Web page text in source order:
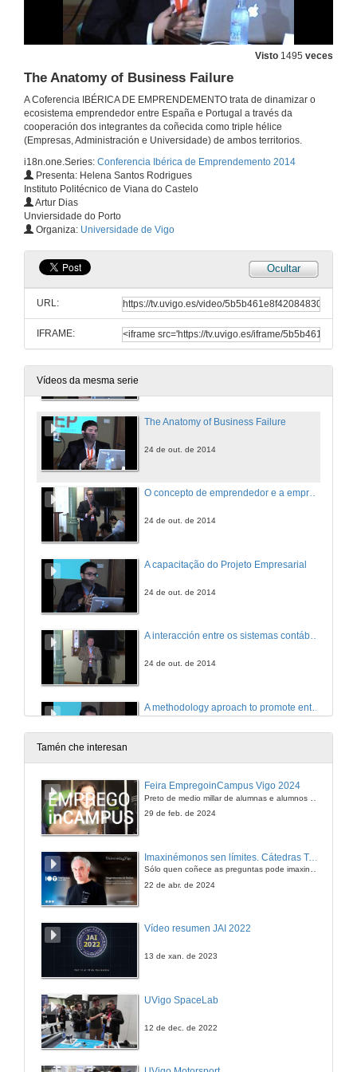
Visto 1495 veces
The Anatomy of Business Failure
A Coferencia IBÉRICA DE EMPRENDEMENTO trata de dinamizar o
ecosistema emprendedor entre España e Portugal a través da
cooperación dos integrantes da coñecida como triple hélice
(Empresas, Administración e Universidade) de ambos territorios.
i18n.one.Series: Conferencia Ibérica de Emprendemento 2014
Presenta: Helena Santos Rodrigues
Instituto Politécnico de Viana do Castelo
Artur Dias
Unviersidade do Porto
Organiza: Universidade de Vigo
Ocultar
URL:
IFRAME:
Vídeos da mesma serie
24 de out. de 2014
24 de out. de 2014
24 de out. de 2014
Cuestións. Emprendemento e Educación
24 de out. de 2014
A lexitimidade e o medo a emprender. España vs Francia
The Anatomy of Business Failure
24 de out. de 2014
O concepto de emprendedor e a empresa familiar
24 de out. de 2014
A capacitação do Projeto Empresarial
24 de out. de 2014
A interacción entre os sistemas contábeis de xestión e o emprendemento: unha revisión da literaria
24 de out. de 2014
24 de out. de 2014
Empreender na escola: uma prática
Tamén che interesan
Feira EmpregoinCampus Vigo 2024
29 de feb. de 2024
Imaxinémonos sen límites. Cátedras Telefónica
Sólo quen coñece as preguntas pode imaxinar novas respostas
22 de abr. de 2024
Vídeo resumen JAI 2022
13 de xan. de 2023
UVigo SpaceLab
12 de dec. de 2022